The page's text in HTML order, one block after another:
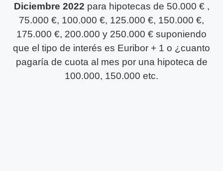
Diciembre 2022 para hipotecas de 50.000 € ,
75.000 €, 100.000 €, 125.000 €, 150.000 €,
175.000 €, 200.000 y 250.000 € suponiendo
que el tipo de interés es Euribor + 1 o ¿cuanto
pagaría de cuota al mes por una hipoteca de
100.000, 150.000 etc.